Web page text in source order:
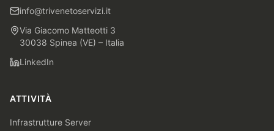
info@trivenetoservizi.it
Via Giacomo Matteotti 3
30038 Spinea (VE) – Italia
LinkedIn
ATTIVITÀ
Infrastrutture Server